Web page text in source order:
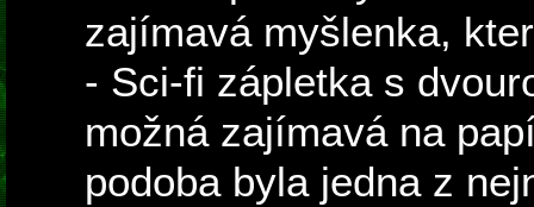
zajímavá myšlenka,
- Sci-fi zápletka s
možná zajímavá na
podoba byla jedna z